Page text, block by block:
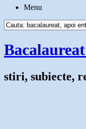
Menu
stiri, subiecte,